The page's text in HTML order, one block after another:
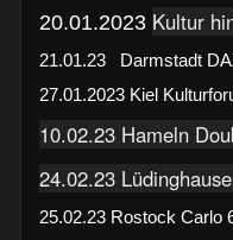
20.01.2023 Kultur
21.01.23 Darmstadt
27.01.2023 Kiel
10.02.23 Hameln
24.02.23
25.02.23 Rostock Carlo